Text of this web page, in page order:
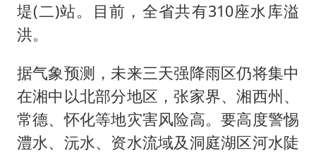
堤(二)站。目前，全省共有310座水库溢
洪。
据气象预测，未来三天强降雨区仍将集中
在湘中以北部分地区，张家界、湘西州、
常德、怀化等地灾害风险高。要高度警惕
澧水、沅水、资水流域及洞庭湖区河水陡